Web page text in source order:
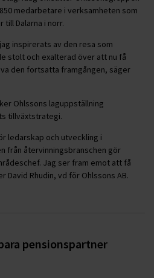
medarbetare i verksamheten som
till Dalarna i norr.
inspirerats av den resa som
stolt och exalterad över att nu få
den fortsatta framgången, säger
Ohlssons laguppställning
tillväxtstrategi.
ledarskap och utveckling i
från återvinningsbranschen gör
Jag ser fram emot att få
David Rhudin, vd för Ohlssons AB.
pensionspartner